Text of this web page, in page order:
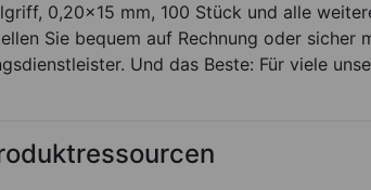
0,20x15 mm, 100 Stück und alle
Sie bequem auf Rechnung oder sicher
Und das Beste: Für viele